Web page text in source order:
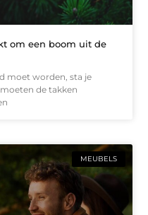
om een boom uit de
moet worden, sta je
de takken
MEUBELS